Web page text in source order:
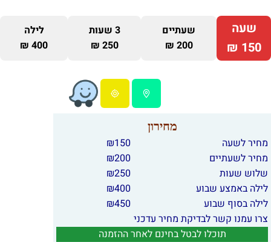
שעה
150 ₪
שעתיים
200 ₪
3 שעות
250 ₪
לילה
400 ₪
מחירון
מחיר לשעה 150
₪
מחיר לשעתיים
200
₪
שלוש שעות
250
₪
לילה באמצע שבוע
400
₪
לילה בסוף שבוע
450
₪
צרו עמנו קשר לבדיקת מחיר עדכני
תוכלו לבטל בחינם לאחר ההזמנה